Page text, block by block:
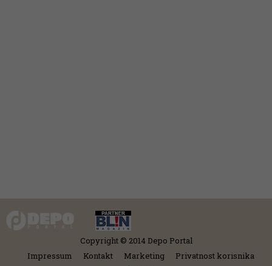
Copyright © 2014 Depo Portal
Impressum
Kontakt Marketing
Privatnost korisnika